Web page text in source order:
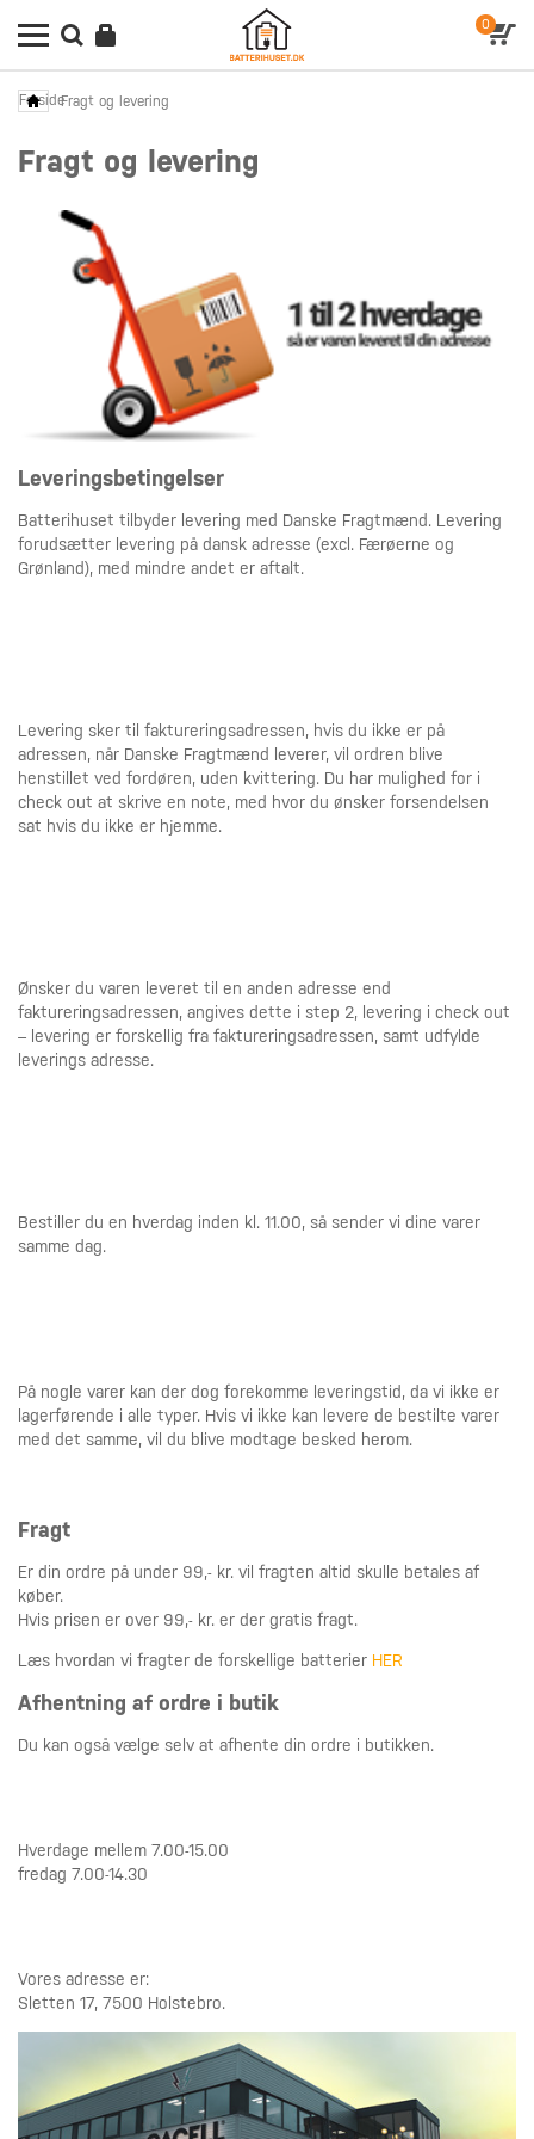
0
ForsideFragt og levering
Fragt og levering
Leveringsbetingelser
Batterihuset tilbyder levering med Danske Fragtmænd. Levering
forudsætter levering på dansk adresse (excl. Færøerne og
Grønland), med mindre andet er aftalt.
Levering sker til faktureringsadressen, hvis du ikke er på
adressen, når Danske Fragtmænd leverer, vil ordren blive
henstillet ved fordøren, uden kvittering. Du har mulighed for i
check out at skrive en note, med hvor du ønsker forsendelsen
sat hvis du ikke er hjemme.
Ønsker du varen leveret til en anden adresse end
faktureringsadressen, angives dette i step 2, levering i check out
– levering er forskellig fra faktureringsadressen, samt udfylde
leverings adresse.
Bestiller du en hverdag inden kl. 11.00, så sender vi dine varer
samme dag.
På nogle varer kan der dog forekomme leveringstid, da vi ikke er
lagerførende i alle typer. Hvis vi ikke kan levere de bestilte varer
med det samme, vil du blive modtage besked herom.
Fragt
Er din ordre på under 99,- kr. vil fragten altid skulle betales af
køber.
Hvis prisen er over 99,- kr. er der gratis fragt.
Læs hvordan vi fragter de forskellige batterier HER
Afhentning af ordre i butik
Du kan også vælge selv at afhente din ordre i butikken.
Hverdage mellem 7.00-15.00
fredag 7.00-14.30
Vores adresse er:
Sletten 17, 7500 Holstebro.